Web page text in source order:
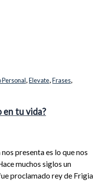
,Elevate,Frases,
en tu vida?
presenta es lo que nos
muchos siglos un
proclamado rey de Frigia